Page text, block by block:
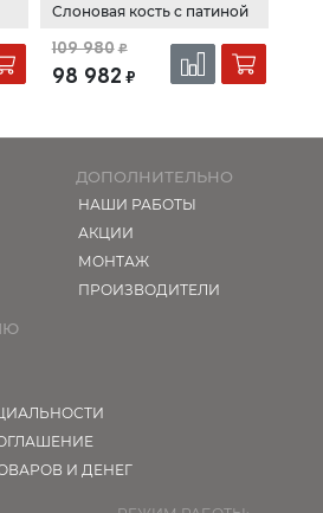
Cлоновая кость с патиной
109 980 ₽
98 982 ₽
ДОПОЛНИТЕЛЬНО
НАШИ РАБОТЫ
АКЦИИ
МОНТАЖ
ПРОИЗВОДИТЕЛИ
И ДЕНЕГ